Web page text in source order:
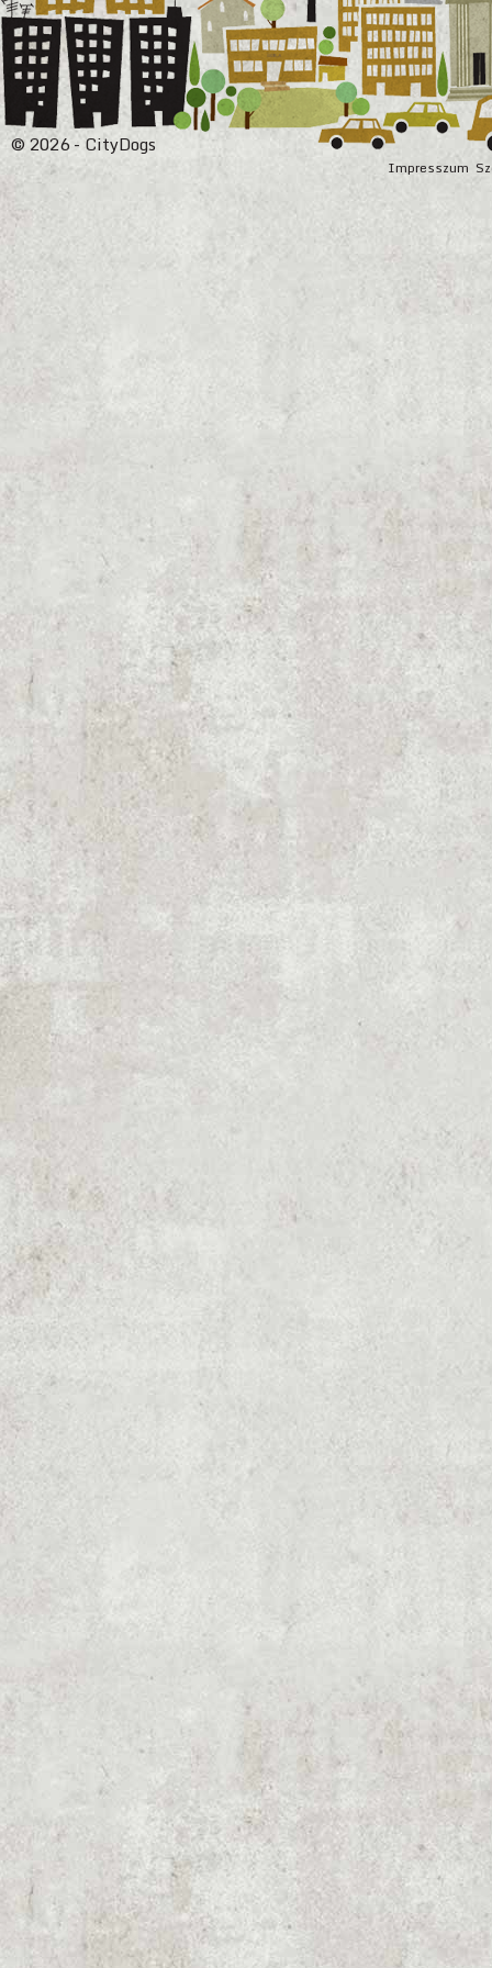
Impresszum
© 2026 - CityDogs